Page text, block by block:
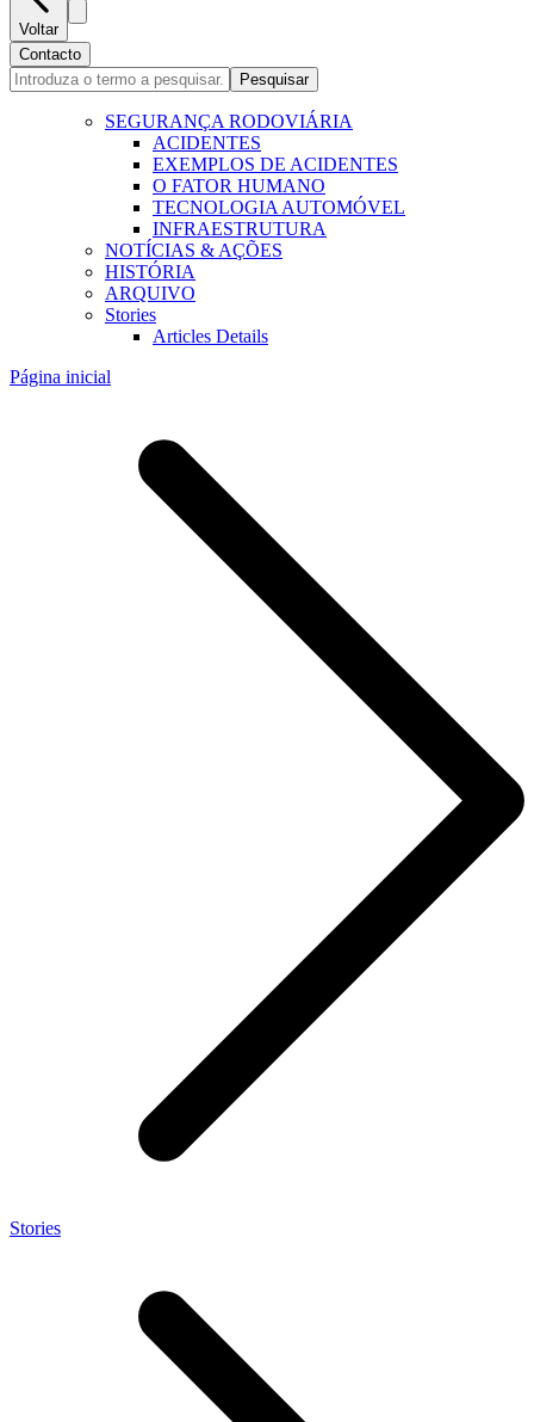
Voltar
Contacto
Pesquisar
SEGURANÇA RODOVIÁRIA
ACIDENTES
EXEMPLOS DE ACIDENTES
O FATOR HUMANO
TECNOLOGIA AUTOMÓVEL
INFRAESTRUTURA
NOTÍCIAS & AÇÕES
HISTÓRIA
ARQUIVO
Stories
Articles Details
Página inicial
Stories